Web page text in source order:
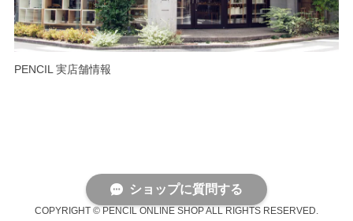
PENCIL 実店舗情報
COPYRIGHT © PENCIL ONLINE SHOP ALL RIGHTS RESERVED.
ショップに質問する